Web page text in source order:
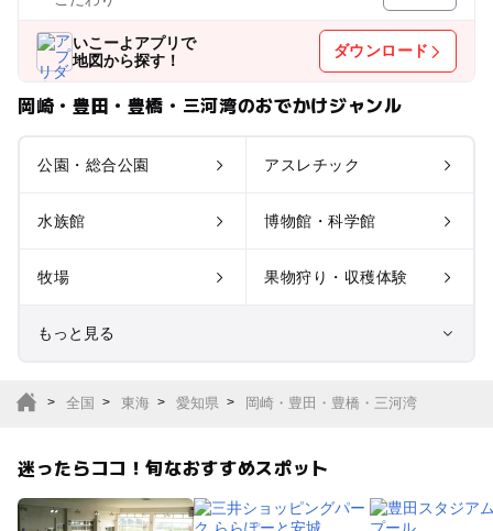
いこーよアプリで
地図から探す！
ダウンロード
岡崎・豊田・豊橋・三河湾のおでかけジャンル
公園・総合公園 アスレチック
水族館 博物館・科学館
牧場 果物狩り・収穫体験
もっと見る
サファリパーク
植物園・フラワーパー
ク
全国 東海 愛知県 岡崎・豊田・豊橋・三河湾
迷ったらココ！旬なおすすめスポット